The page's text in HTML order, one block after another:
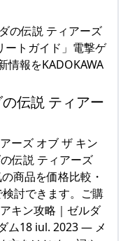
の伝説 ティアーズ
ートガイド」電撃ゲ
情報をKADOKAWA
伝説 ティアー
ーズ オブ ザ キン
伝説 ティアーズ
商品を価格比較・
討できます。ご購
キン攻略｜ゼルダ
ム18 iul. 2023 — メ